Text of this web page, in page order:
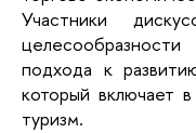
Участники
целесообразности
подхода к
который включает
туризм.